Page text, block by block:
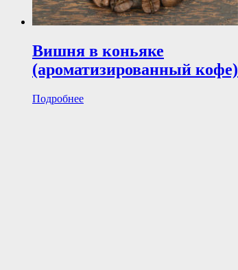
Вишня в коньяке
(ароматизированный кофе)
Подробнее